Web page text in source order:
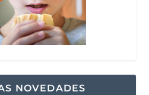
NOVEDADES